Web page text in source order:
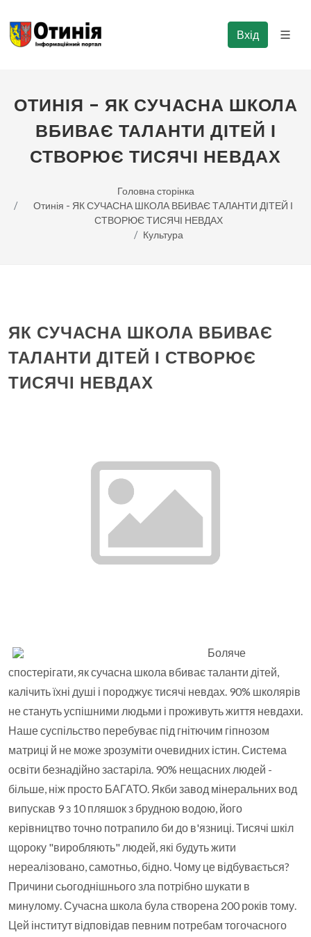
Вхід
ОТИНІЯ - ЯК СУЧАСНА ШКОЛА
ВБИВАЄ ТАЛАНТИ ДІТЕЙ І
СТВОРЮЄ ТИСЯЧІ НЕВДАХ
Головна сторінка
Отинія - ЯК СУЧАСНА ШКОЛА ВБИВАЄ ТАЛАНТИ ДІТЕЙ І
СТВОРЮЄ ТИСЯЧІ НЕВДАХ
Культура
ЯК СУЧАСНА ШКОЛА ВБИВАЄ
ТАЛАНТИ ДІТЕЙ І СТВОРЮЄ
ТИСЯЧІ НЕВДАХ
Боляче
спостерігати, як сучасна школа вбиває таланти дітей,
калічить їхні душі і породжує тисячі невдах. 90% школярів
не стануть успішними людьми і проживуть життя невдахи.
Наше суспільство перебуває під гнітючим гіпнозом
матриці й не може зрозуміти очевидних істин. Система
освіти безнадійно застаріла. 90% нещасних людей -
більше, ніж просто БАГАТО. Якби завод мінеральних вод
випускав 9 з 10 пляшок з брудною водою, його
керівництво точно потрапило би до в'язниці. Тисячі шкіл
щороку "виробляють" людей, які будуть жити
нереалізовано, самотньо, бідно. Чому це відбувається?
Причини сьогоднішнього зла потрібно шукати в
минулому. Сучасна школа була створена 200 років тому.
Цей інститут відповідав певним потребам тогочасного